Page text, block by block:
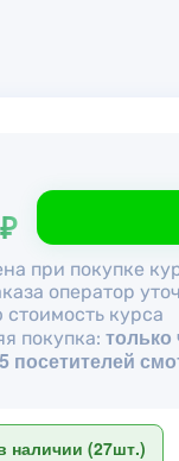
при покупке
оператор
стоимость курса
покупка: только
посетителей
наличии (27шт.)